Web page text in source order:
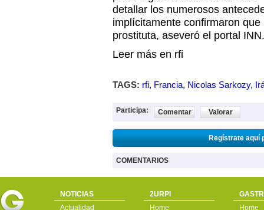
detallar los numerosos
implícitamente confirmaron
prostituta, aseveró el portal
Leer más en rfi
TAGS: rfi, Francia, Nicolas Sarkozy,
Participa: Comentar Valorar
Regístrate aquí
COMENTARIOS
NOTICIAS
Actualidad
2URPI
Home
Home